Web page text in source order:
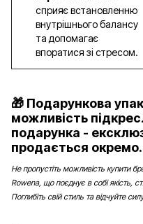
сприяє встановленню
внутрішнього балансу
та допомагає
впоратися зі стресом.
🎁 Подарункова
можливість
подарунка -
продається окремо.
Не пропустіть можливість купити
Rowena, що поєднує в собі якість,
Поглибіть свій стиль та відчуйте